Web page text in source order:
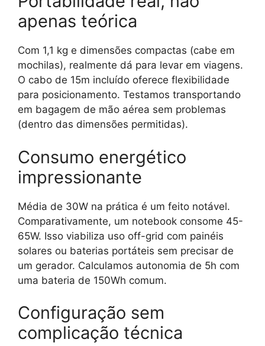
apenas teórica
Com 1,1 kg e dimensões compactas (cabe em
mochilas), realmente dá para levar em viagens.
O cabo de 15m incluído oferece flexibilidade
para posicionamento. Testamos transportando
em bagagem de mão aérea sem problemas
(dentro das dimensões permitidas).
Consumo energético
impressionante
Média de 30W na prática é um feito notável.
Comparativamente, um notebook consome 45-
65W. Isso viabiliza uso off-grid com painéis
solares ou baterias portáteis sem precisar de
um gerador. Calculamos autonomia de 5h com
uma bateria de 150Wh comum.
Configuração sem
complicação técnica